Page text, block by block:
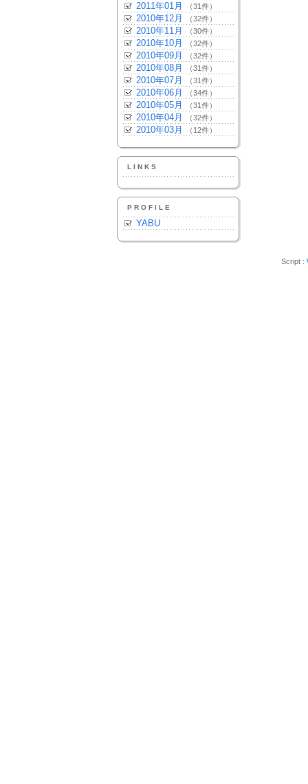
2011年01月 （31件）
2010年12月 （32件）
2010年11月 （30件）
2010年10月 （32件）
2010年09月 （32件）
2010年08月 （31件）
2010年07月 （31件）
2010年06月 （34件）
2010年05月 （31件）
2010年04月 （32件）
2010年03月 （12件）
LINKS
PROFILE
YABU
Script :